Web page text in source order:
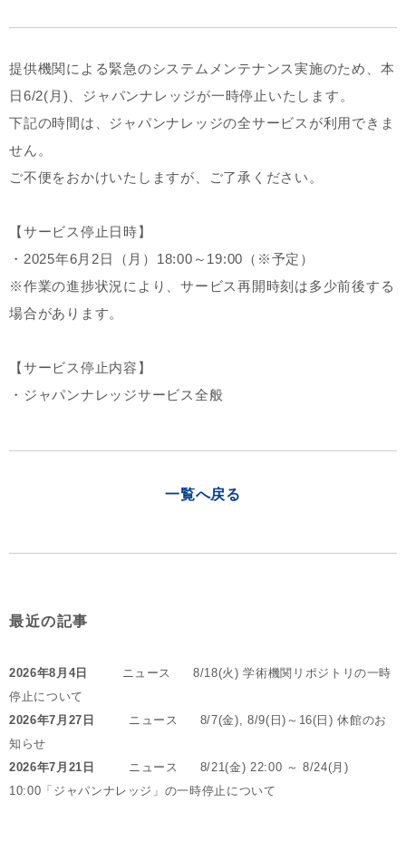
提供機関による緊急のシステムメンテナンス実施のため、本
日6/2(月)、ジャパンナレッジが一時停止いたします。
下記の時間は、ジャパンナレッジの全サービスが利用できま
せん。
ご不便をおかけいたしますが、ご了承ください。
【サービス停止日時】
・2025年6月2日（月）18:00～19:00（※予定）
※作業の進捗状況により、サービス再開時刻は多少前後する
場合があります。
【サービス停止内容】
・ジャパンナレッジサービス全般
一覧へ戻る
最近の記事
2026年8月4日 ニュース
8/18(火) 学術機関リポジトリの一時
停止について
2026年7月27日
ニュース
8/7(金), 8/9(日)～16(日) 休館のお
知らせ
2026年7月21日
ニュース
8/21(金) 22:00 ～ 8/24(月)
10:00「ジャパンナレッジ」の一時停止について